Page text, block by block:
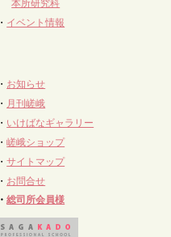
・ イベント情報
・ お知らせ
・ 月刊嵯峨
・ いけばなギャラリー
・嵯峨ショップ
・サイトマップ
・ お問合せ
・総司所会員様